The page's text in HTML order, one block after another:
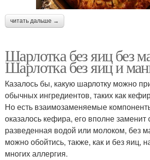
читать дальше →
Шарлотка без яиц без
Шарлотка без яиц и
Казалось бы, какую шарлотку можно
обычных ингредиентов, таких как
Но есть взаимозаменяемые
оказалось кефира, его вполне заменит
разведенная водой или молоком, без
можно обойтись, также, как и без яиц,
многих аллергия.